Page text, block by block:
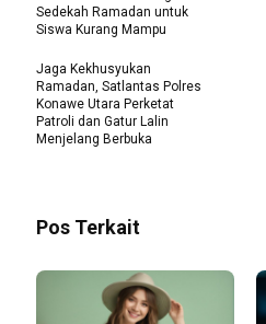
Sedekah Ramadan untuk
Siswa Kurang Mampu
Jaga Kekhusyukan
Ramadan, Satlantas Polres
Konawe Utara Perketat
Patroli dan Gatur Lalin
Menjelang Berbuka
Pos Terkait